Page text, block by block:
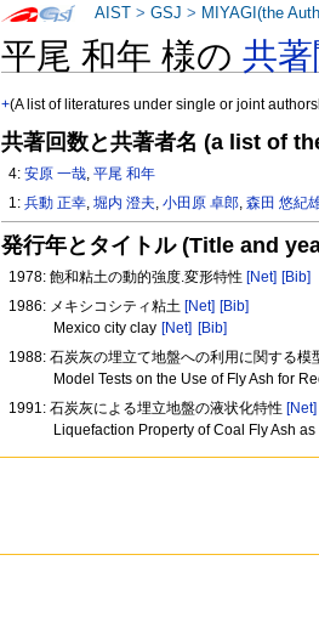
平尾 和年 様の共
+(A list of literatures under single or joint
共著回数と共著者名 (a list of
4:安原 一哉,平尾 和年
1:兵動 正幸,堀内 澄夫,小田原 卓郎,森田 悠紀
発行年とタイトル (Title and
1978: 飽和粘土の動的強度.変形特性 [Net] [Bib]
1986: メキシコシティ粘土 [Net] [Bib]
Mexico city clay [Net] [Bib]
1988: 石炭灰の埋立て地盤への利用に関する模
Model Tests on the Use of Fly Ash for
1991: 石炭灰による埋立地盤の液状化特性 [Net]
Liquefaction Property of Coal Fly Ash
AIST >GSJ > MIYAGI(the